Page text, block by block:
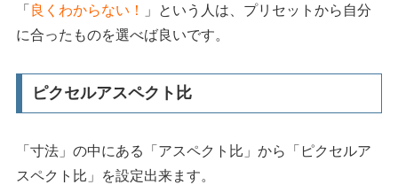
「 良くわからない！
」という人は、プリセットから自分
に合ったものを選べば良いです。
ピクセルアスペクト比
「寸法」の中にある「アスペクト比」から「ピクセルア
スペクト比」を設定出来ます。